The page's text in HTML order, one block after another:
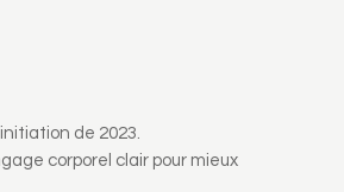
de 2023.
corporel clair pour mieux